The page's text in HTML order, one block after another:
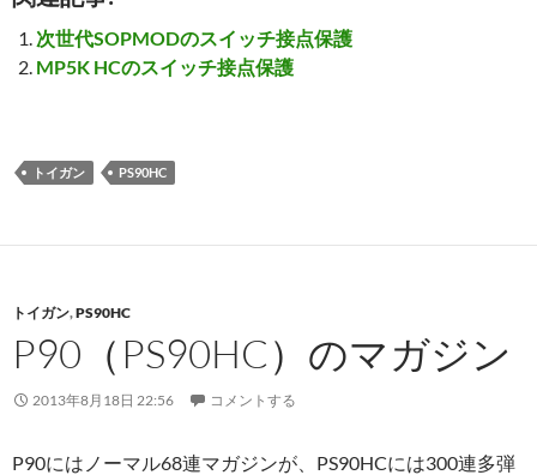
MP5K HCのスイッチ接点保護
P90（PS90HC）のマガジン
2013年8月18日 22:56 コメントする
P90にはノーマル68連マガジンが、PS90HCには300連多弾